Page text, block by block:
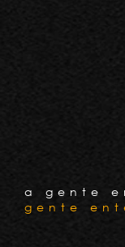
a gente
gente